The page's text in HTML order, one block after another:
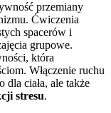
przemiany
Ćwiczenia
spacerów i
grupowe.
która
Włączenie ruchu
ciała, ale także
stresu.